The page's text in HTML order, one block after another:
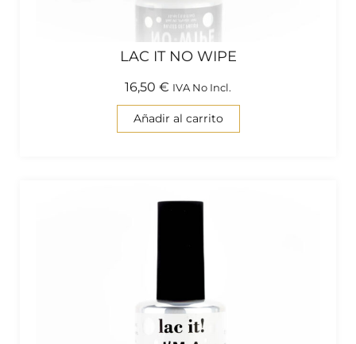
LAC IT NO WIPE
16,50 € IVA No Incl.
Añadir al carrito